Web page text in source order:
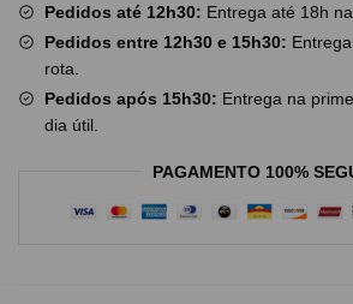
Pedidos até 12h30: Entrega até 18h
Pedidos entre 12h30 e 15h30:
rota.
Pedidos após 15h30: Entrega na
dia útil.
PAGAMENTO 100%